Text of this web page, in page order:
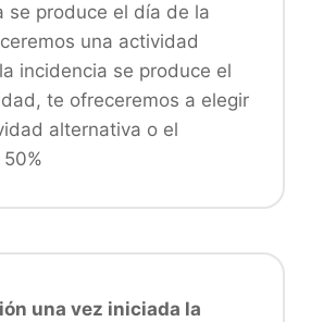
se produce el día de la
una actividad
incidencia se produce el
te ofreceremos a elegir
alternativa o el
una vez iniciada la